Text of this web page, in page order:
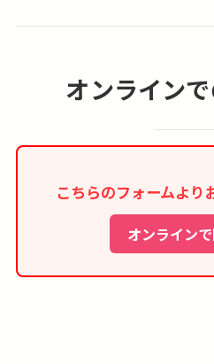
■1名参加及び1名1室利用
■お部屋はシャワーオン
ません。
■本コースはインターネ
媒体等のツアーパンフレ
オンライン
こちらのフォームより
オンライン